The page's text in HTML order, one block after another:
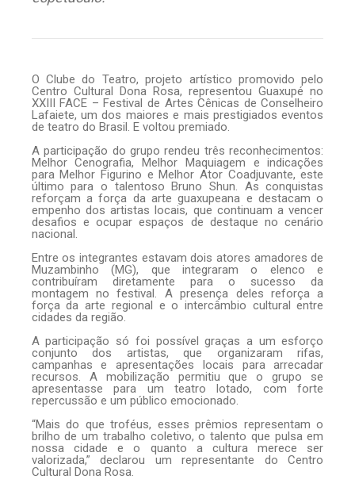
O Clube do Teatro, projeto artístico promovido pelo
Centro Cultural Dona Rosa, representou Guaxupé no
XXIII FACE – Festival de Artes Cênicas de Conselheiro
Lafaiete, um dos maiores e mais prestigiados eventos
de teatro do Brasil. E voltou premiado.
A participação do grupo rendeu três reconhecimentos:
Melhor Cenografia, Melhor Maquiagem e indicações
para Melhor Figurino e Melhor Ator Coadjuvante, este
último para o talentoso Bruno Shun. As conquistas
reforçam a força da arte guaxupeana e destacam o
empenho dos artistas locais, que continuam a vencer
desafios e ocupar espaços de destaque no cenário
nacional.
Entre os integrantes estavam dois atores amadores de
Muzambinho (MG), que integraram o elenco e
contribuíram diretamente para o sucesso da
montagem no festival. A presença deles reforça a
força da arte regional e o intercâmbio cultural entre
cidades da região.
A participação só foi possível graças a um esforço
conjunto dos artistas, que organizaram rifas,
campanhas e apresentações locais para arrecadar
recursos. A mobilização permitiu que o grupo se
apresentasse para um teatro lotado, com forte
repercussão e um público emocionado.
“Mais do que troféus, esses prêmios representam o
brilho de um trabalho coletivo, o talento que pulsa em
nossa cidade e o quanto a cultura merece ser
valorizada,” declarou um representante do Centro
Cultural Dona Rosa.